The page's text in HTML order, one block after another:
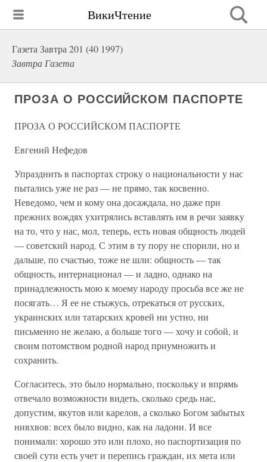
ВикиЧтение
Газета Завтра 201 (40 1997)
Завтра Газета
ПРОЗА О РОССИЙСКОМ ПАСПОРТЕ
ПРОЗА О РОССИЙСКОМ ПАСПОРТЕ
Евгений Нефедов
Упразднить в паспортах строку о национальности у нас
пытались уже не раз — не прямо, так косвенно.
Неведомо, чем и кому она досаждала, но даже при
прежних вождях ухитрялись вставлять им в речи заявку
на то, что у нас, мол, теперь, есть новая общность людей
— советский народ. С этим в ту пору не спорили, но и
дальше, по счастью, тоже не шли: общность — так
общность, интернационал — и ладно, однако на
принадлежность мою к моему народу просьба все же не
посягать… Я ее не стыжусь, отрекаться от русских,
украинских или татарских кровей ни устно, ни
письменно не желаю, а больше того — хочу и собой, и
своим потомством родной народ приумножить и
сохранить.
Согласитесь, это было нормально, поскольку и впрямь
отвечало возможности видеть, сколько средь нас,
допустим, якутов или карелов, а сколько Богом забытых
нивхвов: всех было видно, как на ладони. И все
понимали: хорошо это или плохо, но паспортизация по
своей сути есть учет и перепись граждан, их мета или